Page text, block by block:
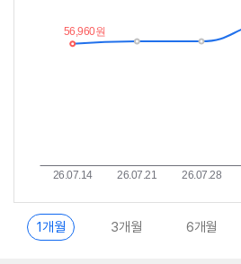
1개월 3개월 6개월